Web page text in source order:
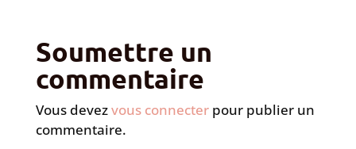
Soumettre un
commentaire
Vous devezvous connecterpour publier un
commentaire.